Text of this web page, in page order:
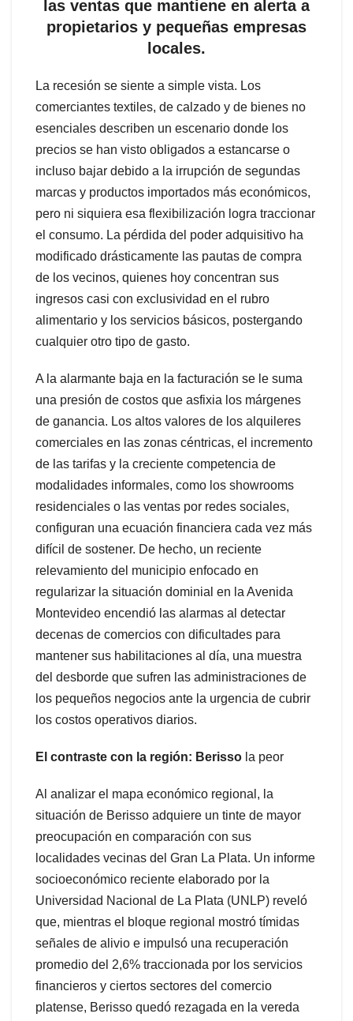
las ventas que mantiene en alerta a
propietarios y pequeñas empresas
locales.
La recesión se siente a simple vista. Los
comerciantes textiles, de calzado y de bienes no
esenciales describen un escenario donde los
precios se han visto obligados a estancarse o
incluso bajar debido a la irrupción de segundas
marcas y productos importados más económicos,
pero ni siquiera esa flexibilización logra traccionar
el consumo. La pérdida del poder adquisitivo ha
modificado drásticamente las pautas de compra
de los vecinos, quienes hoy concentran sus
ingresos casi con exclusividad en el rubro
alimentario y los servicios básicos, postergando
cualquier otro tipo de gasto.
A la alarmante baja en la facturación se le suma
una presión de costos que asfixia los márgenes
de ganancia. Los altos valores de los alquileres
comerciales en las zonas céntricas, el incremento
de las tarifas y la creciente competencia de
modalidades informales, como los showrooms
residenciales o las ventas por redes sociales,
configuran una ecuación financiera cada vez más
difícil de sostener. De hecho, un reciente
relevamiento del municipio enfocado en
regularizar la situación dominial en la Avenida
Montevideo encendió las alarmas al detectar
decenas de comercios con dificultades para
mantener sus habilitaciones al día, una muestra
del desborde que sufren las administraciones de
los pequeños negocios ante la urgencia de cubrir
los costos operativos diarios.
El contraste con la región: Berisso la peor
Al analizar el mapa económico regional, la
situación de Berisso adquiere un tinte de mayor
preocupación en comparación con sus
localidades vecinas del Gran La Plata. Un informe
socioeconómico reciente elaborado por la
Universidad Nacional de La Plata (UNLP) reveló
que, mientras el bloque regional mostró tímidas
señales de alivio e impulsó una recuperación
promedio del 2,6% traccionada por los servicios
financieros y ciertos sectores del comercio
platense, Berisso quedó rezagada en la vereda